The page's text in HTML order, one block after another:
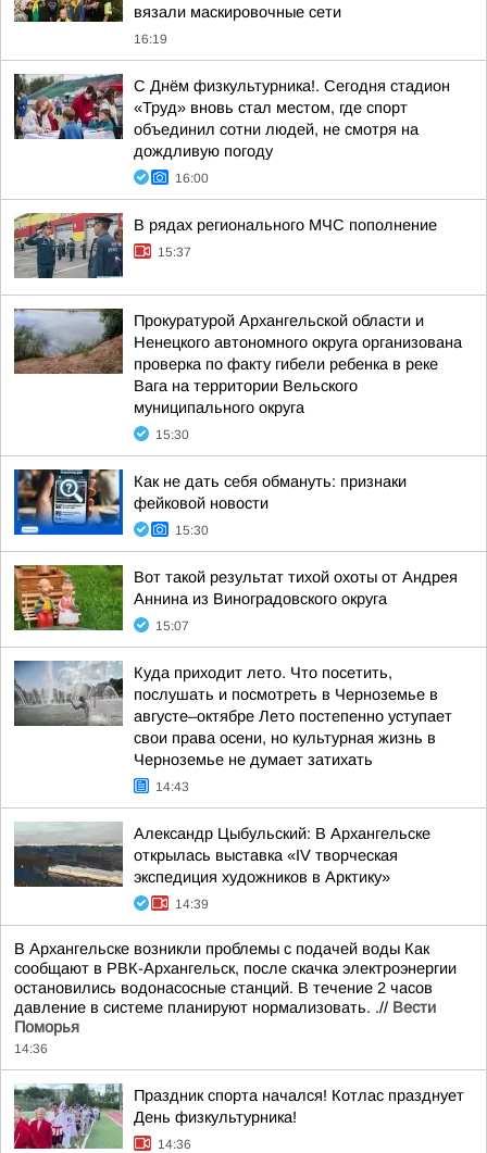
вязали маскировочные сети
16:19
С Днём физкультурника!. Сегодня стадион
«Труд» вновь стал местом, где спорт
объединил сотни людей, не смотря на
дождливую погоду
16:00
В рядах регионального МЧС пополнение
15:37
Прокуратурой Архангельской области и
Ненецкого автономного округа организована
проверка по факту гибели ребенка в реке
Вага на территории Вельского
муниципального округа
15:30
Как не дать себя обмануть: признаки
фейковой новости
15:30
Вот такой результат тихой охоты от Андрея
Аннина из Виноградовского округа
15:07
Куда приходит лето. Что посетить,
послушать и посмотреть в Черноземье в
августе–октябре Лето постепенно уступает
свои права осени, но культурная жизнь в
Черноземье не думает затихать
14:43
Александр Цыбульский: В Архангельске
открылась выставка «IV творческая
экспедиция художников в Арктику»
14:39
В Архангельске возникли проблемы с подачей воды Как
сообщают в РВК-Архангельск, после скачка электроэнергии
остановились водонасосные станций. В течение 2 часов
давление в системе планируют нормализовать. .// Вести
Поморья
14:36
Праздник спорта начался! Котлас празднует
День физкультурника!
14:36